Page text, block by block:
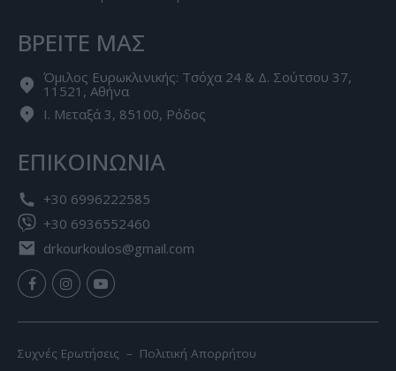
ΒΡΕΙΤΕ ΜΑΣ
Όμιλος Ευρωκλινικής: Τσόχα 24 & Δ. Σούτσου 37,
11521, Αθήνα
Ι. Μεταξά 3, 85100, Ρόδος
ΕΠΙΚΟΙΝΩΝΙΑ
+30 6996222585
+30 6936552460
drkourkoulos@gmail.com
Συχνές Ερωτήσεις – Πολιτική Απορρήτου